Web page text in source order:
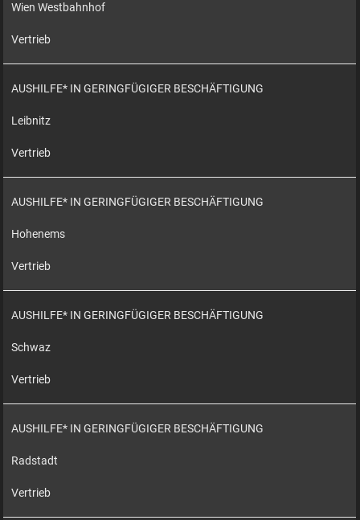
Wien Westbahnhof
Vertrieb
AUSHILFE* IN GERINGFÜGIGER BESCHÄFTIGUNG
Leibnitz
Vertrieb
AUSHILFE* IN GERINGFÜGIGER BESCHÄFTIGUNG
Hohenems
Vertrieb
AUSHILFE* IN GERINGFÜGIGER BESCHÄFTIGUNG
Schwaz
Vertrieb
AUSHILFE* IN GERINGFÜGIGER BESCHÄFTIGUNG
Radstadt
Vertrieb